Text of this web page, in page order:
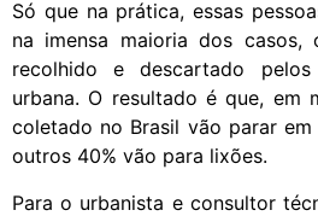
Só que na prática, essas
na imensa maioria dos casos,
recolhido e descartado
urbana. O resultado é que, em
coletado no Brasil vão parar
outros 40% vão para lixões.
Para o urbanista e consultor